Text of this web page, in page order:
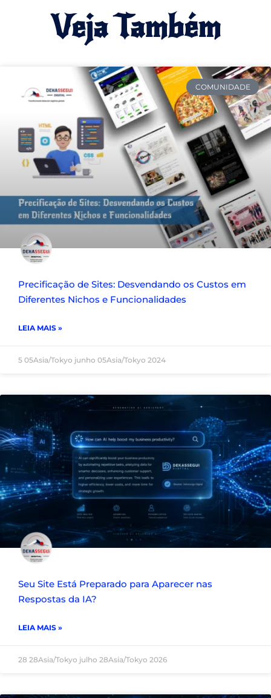
Veja Também
COMUNIDADE
Precificação de Sites: Desvendando os Custos em
Diferentes Nichos e Funcionalidades
LEIA MAIS »
5 05Asia/Tokyo junho 05Asia/Tokyo 2024
Seu Site Está Preparado para Aparecer nas
Respostas da IA?
LEIA MAIS »
28 28Asia/Tokyo julho 28Asia/Tokyo 2026